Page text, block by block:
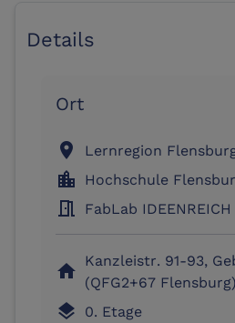
Details
Ort
location_on Lernregion
location_city Hochschule
meeting_room FabLab IDEENREICH
home
Kanzleistr. 91-93,
(QFG2+67
layers 0. Etage